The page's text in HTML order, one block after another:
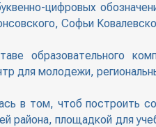
цифровых
Софьи
образовательного
для молодежи,
в том, чтоб построить
района, площадкой для